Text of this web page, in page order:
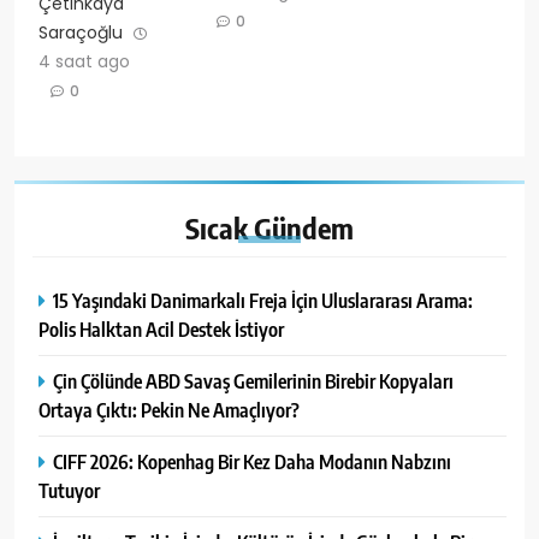
Saraçoğlu
4 saat ago
0
0
SıcakGündem
15 Yaşındaki Danimarkalı Freja İçin Uluslararası Arama:
Polis Halktan Acil Destek İstiyor
Çin Çölünde ABD Savaş Gemilerinin Birebir Kopyaları
Ortaya Çıktı: Pekin Ne Amaçlıyor?
CIFF 2026: Kopenhag Bir Kez Daha Modanın Nabzını
Tutuyor